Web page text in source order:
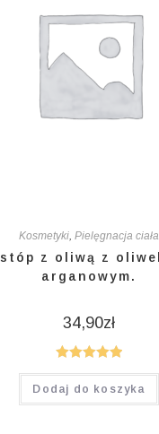
Kosmetyki, Pielęgnacja ciała
z oliwą z
arganowym.
34,90zł
Oceniono
5.00na 5
Dodaj do koszyka